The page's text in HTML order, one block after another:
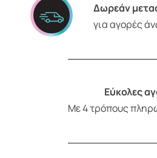
Δωρεάν
για αγορές
Εύκολες
Με 4 τρόπους